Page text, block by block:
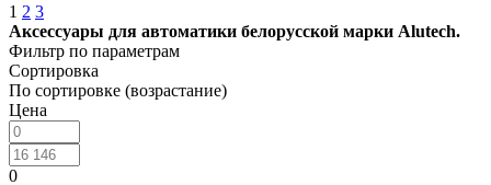
1 2 3
Аксессуары для автоматики белорусской марки Alutech.
Фильтр по параметрам
Сортировка
По сортировке (возрастание)
Цена
0